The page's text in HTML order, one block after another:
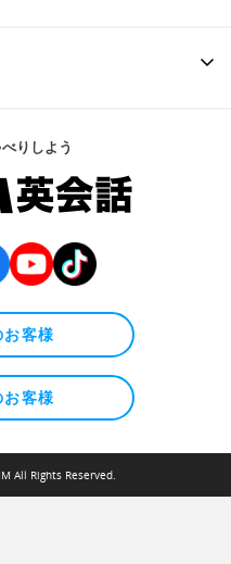
りしよう
客様
客様
All Rights Reserved.